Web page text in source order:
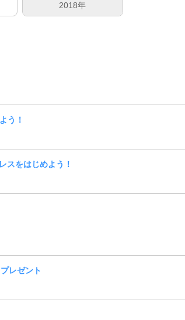
2018年
う！
スをはじめよう！
レゼント